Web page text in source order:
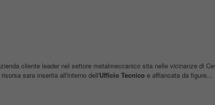
cliente leader nel settore metalmeccanico sita nelle vicinanze di
sara inserita all'interno dell'Ufficio Tecnicoe affiancata da figure...